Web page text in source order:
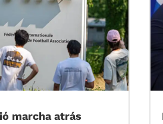
marcha atrás